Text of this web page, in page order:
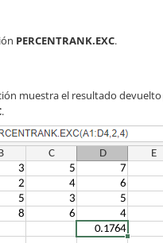
PERCENTRANK.EXC.
muestra el resultado
.